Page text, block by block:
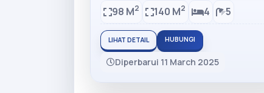
98 M2 140 M2 4 5
LIHAT DETAIL HUBUNGI
Diperbarui 11 March 2025